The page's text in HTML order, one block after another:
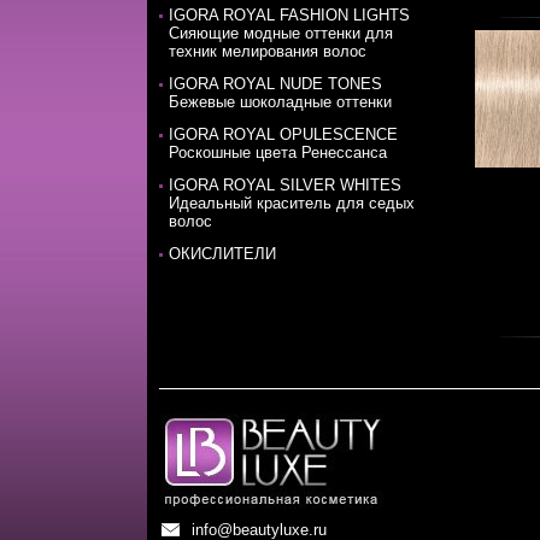
IGORA ROYAL FASHION LIGHTS
Cияющие модные оттенки для
техник мелирования волос
IGORA ROYAL NUDE TONES
Бежевые шоколадные оттенки
IGORA ROYAL OPULESCENCE
Роскошные цвета Ренессанса
IGORA ROYAL SILVER WHITES
Идеальный краситель для седых
волос
ОКИСЛИТЕЛИ
info@beautyluxe.ru